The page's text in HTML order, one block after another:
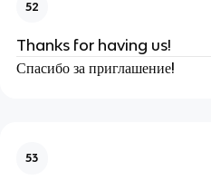
52
Thanks for having us!
Спасибо за приглашение!
53